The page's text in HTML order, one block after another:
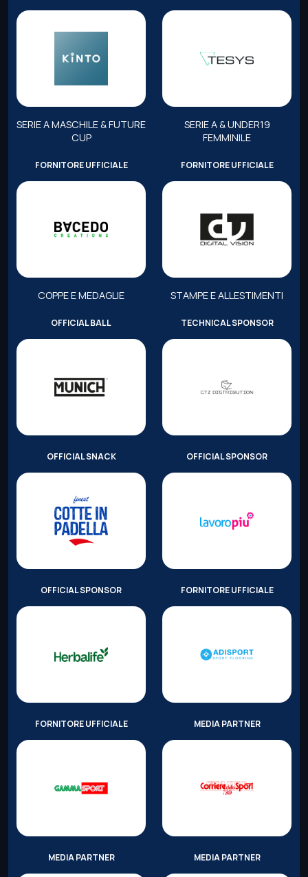
SERIE A MASCHILE & FUTURE
CUP
SERIE A & UNDER19
FEMMINILE
FORNITORE UFFICIALE
COPPE E MEDAGLIE
FORNITORE UFFICIALE
STAMPE E ALLESTIMENTI
OFFICIAL BALL TECHNICAL SPONSOR
OFFICIAL SNACK OFFICIAL SPONSOR
OFFICIAL SPONSOR FORNITORE UFFICIALE
FORNITORE UFFICIALE MEDIA PARTNER
MEDIA PARTNER MEDIA PARTNER